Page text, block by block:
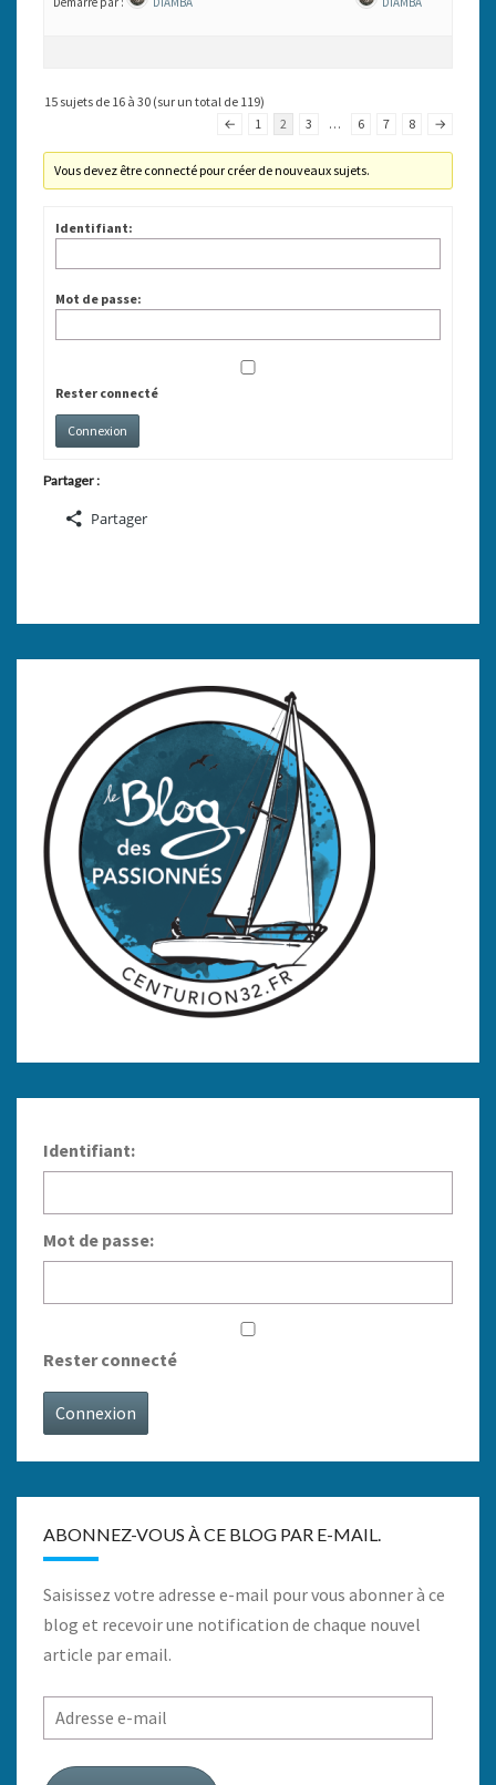
15 sujets de 16 à 30 (sur un total de 119)
←
1 2 3 … 6 7 8 →
Vous devez être connecté pour créer de nouveaux sujets.
Identifiant:
Mot de passe:
Rester connecté
Connexion
Partager :
Partager
Identifiant:
Mot de passe:
Rester connecté
Connexion
ABONNEZ-VOUS À CE BLOG PAR E-MAIL.
Saisissez votre adresse e-mail pour vous abonner à ce
blog et recevoir une notification de chaque nouvel
article par email.
Adresse
e-
mail